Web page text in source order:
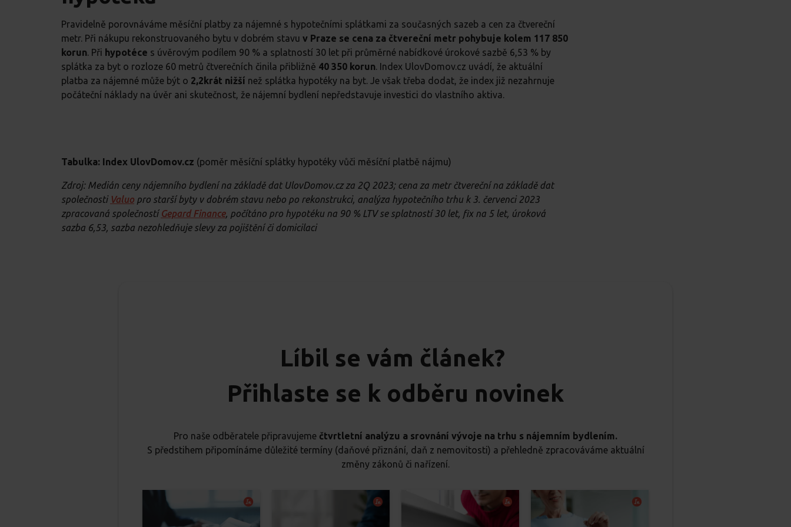
Pravidelně porovnáváme měsíční platby za nájemné s hypotečními splátkami za současných sazeb a cen za čtvereční
metr. Při nákupu rekonstruovaného bytu v dobrém stavu v Praze se cena za čtvereční metr pohybuje kolem 117 850
korun. Při hypotéce s úvěrovým podílem 90 % a splatností 30 let při průměrné nabídkové úrokové sazbě 6,53 % by
splátka za byt o rozloze 60 metrů čtverečních činila přibližně 40 350 korun. Index UlovDomov.cz uvádí, že aktuální
platba za nájemné může být o 2,2krát nižší než splátka hypotéky na byt. Je však třeba dodat, že index již nezahrnuje
počáteční náklady na úvěr ani skutečnost, že nájemní bydlení nepředstavuje investici do vlastního aktiva.
Tabulka: Index UlovDomov.cz (poměr měsíční splátky hypotéky vůči měsíční platbě nájmu)
Zdroj: Medián ceny nájemního bydlení na základě dat UlovDomov.cz za 2Q 2023; cena za metr čtvereční na základě dat
společnosti Valuo pro starší byty v dobrém stavu nebo po rekonstrukci, analýza hypotečního trhu k 3. červenci 2023
zpracovaná společností Gepard Finance, počítáno pro hypotéku na 90 % LTV se splatností 30 let, fix na 5 let, úroková
sazba 6,53, sazba nezohledňuje slevy za pojištění či domicilaci
Líbil se vám článek?
Přihlaste se k odběru novinek
Pro naše odběratele připravujeme čtvrtletní analýzu a srovnání vývoje na trhu s nájemním bydlením.
S předstihem připomínáme důležité termíny (daňové přiznání, daň z nemovitosti) a přehledně zpracováváme aktuální
změny zákonů či nařízení.